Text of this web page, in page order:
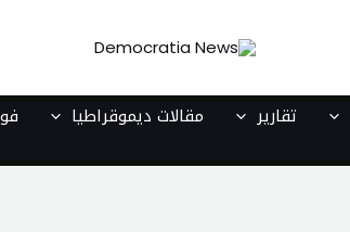
تقارير مقالات ديموقراطيا